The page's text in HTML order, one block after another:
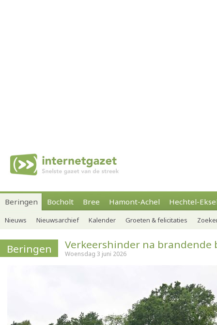
Beringen Bocholt Bree Hamont-Achel Hechtel-
Nieuws Nieuwsarchief Kalender Groeten & felicitaties
Beringen Verkeershinder na brandende
Woensdag 3 juni 2026